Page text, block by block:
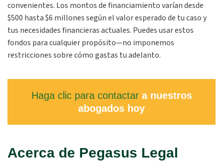
convenientes. Los montos de financiamiento varían desde
$500 hasta $6 millones según el valor esperado de tu caso y
tus necesidades financieras actuales. Puedes usar estos
fondos para cualquier propósito—no imponemos
restricciones sobre cómo gastas tu adelanto.
Haga clic para contactara nuestros
abogados hoy
Acerca de Pegasus Legal